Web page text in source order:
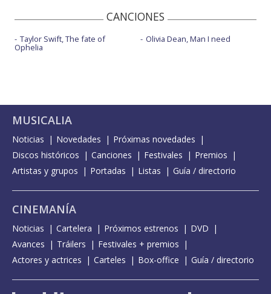
CANCIONES
Taylor Swift, The fate of
Ophelia
Olivia Dean, Man I need
MUSICALIA
Noticias Novedades
Próximas novedades
Discos históricos
Canciones Festivales
Premios
Artistas y grupos
Portadas Listas Guía / directorio
CINEMANÍA
Noticias Cartelera Próximos estrenos
DVD
Avances
Tráilers
Festivales + premios
Actores y actrices
Carteles Box-office Guía / directorio